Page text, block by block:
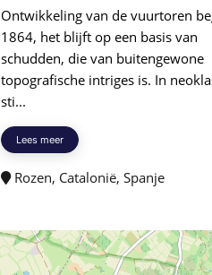
Ontwikkeling van de vuurtoren
1864, het blijft op een basis van
schudden, die van buitengewone
topografische intriges is. In
sti...
Lees meer
Rozen, Catalonië, Spanje